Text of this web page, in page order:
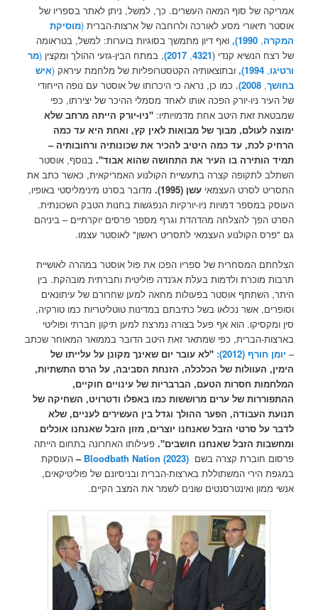
אמריקה של סוף המאה העשרים. כך, למשל, ניתן לאתר בספריו של
אוסטר תיאורי מסע לאורכה ולרוחבה של ארצות-הברית(מוסיקת
המקרה,
1990),
ואף דיון מתמשך בסוגיות בוערות: למשל, בטראומה
של רצח הנשיא קנדי (4321
,
2017) , במתח הבין-גזעי ההולך ומקצין(מר
ורטיגו,
1994), ובתוצאותיה הקטסטרופליות של מלחמת עיראק(איש
בחושך,
2008).
כמו כן, נראה כי היכרותו של אוסטר עם נופה הייחודי
של העיר ניו-יורק הפכה אותו לאחד מסמלי ההיכר של יצירתו, כפי
שמבטאת זאת היטב אחת מדמויותיו:"ניו-יורק הייתה מרחב שלא
ימוצה לעולם, מבוך של מבואות לאין קץ, ואחת היא עד כמה
הרחיק לכת, עד כמה היטיב להכיר את שכונותיה ורחובותיה –
תמיד הותירה בו העיר את התחושה שהוא אבוד". בנוסף, אוסטר
השתלב לתקופה קצרה בתעשיית הקולנוע האמריקאית, כאשר כתב את
התסריט לסרט העצמאיעשן (1995).
מדובר בסרט מינימליסטי באופיו,
העוסק במספר דמויות ניו-יורקיות הנפגשות בחנות הטבק השכונתית.
הסרט הפך להצלחה מהדהדת וגרף מספר פרסים יוקרתיים – ביניהם
גם "פרס הקולנוע העצמאי לתסריט ראשון" לאוסטר עצמו.
הצלחתם המסחרית של ספריו הפכו את פול אוסטר במהרה לאושיית
תרבות מוכרת ולדמות בעלת אג'נדה פוליטית וחברתית מובהקת. בין
היתר, השתתף אוסטר בפעולות מחאה למען שחרורם של עיתונאים
וסופרים, אשר נכלאו בשל כתיבתם במדינות טוטליטריות כמו טורקיה,
סין ומקסיקו. הוא אף פעל בצורה נמרצת למען תיקון חברתי ופוליטי
בארצות-הברית, כפי שמתאר זאת היטב הדובר בממואר המאוחר שכתב
– יומן חורף (2012):
"לא עובר יום שאינך מקונן על עלייתו של
הימין, העוולות של הכלכלה, הזנחת הסביבה, על הרס התשתיות,
המלחמות חסרות הטעם, הברבריות של עינויים חוקיים,
ההתפוררות של ערים מרוששות כמו באפלו ודטרויט, השחיקה של
תנועת העבודה, הפער ההולך וגדל בין העשירים לעניים, שלא
לדבר על סרטי הזבל שאנחנו יוצרים, מזון הזבל שאנחנו אוכלים
ומחשבות הזבל שאנחנו חושבים".פעילותו האחרונה בתחום הייתה
פרסום חוברת קצרה בשם Bloodbath Nation (2023)
–העוסקת
במגפת הירי המשתוללת בארצות-הברית ובניסיונם של פוליטיקאים,
אנשי ממון ואינטרסנטים שונים לשמר את המצב הקיים.